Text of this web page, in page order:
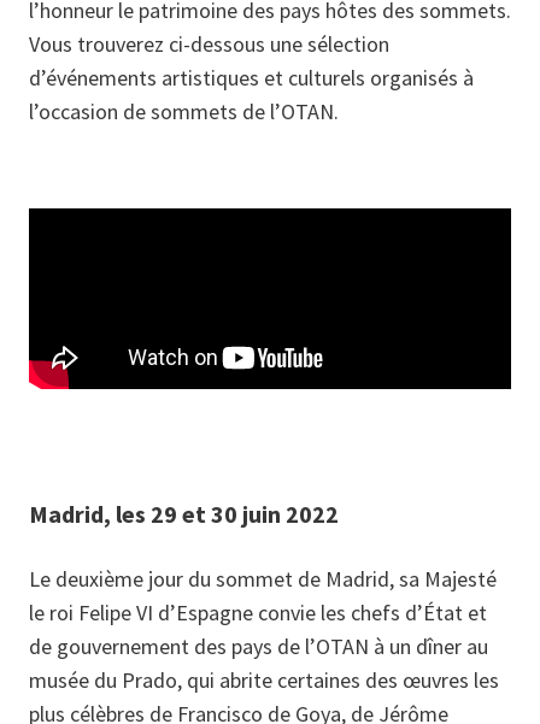
l’honneur le patrimoine des pays hôtes des sommets.
Vous trouverez ci-dessous une sélection
d’événements artistiques et culturels organisés à
l’occasion de sommets de l’OTAN.
Madrid, les 29 et 30 juin 2022
Le deuxième jour du sommet de Madrid, sa Majesté
le roi Felipe VI d’Espagne convie les chefs d’État et
de gouvernement des pays de l’OTAN à un dîner au
musée du Prado, qui abrite certaines des œuvres les
plus célèbres de Francisco de Goya, de Jérôme